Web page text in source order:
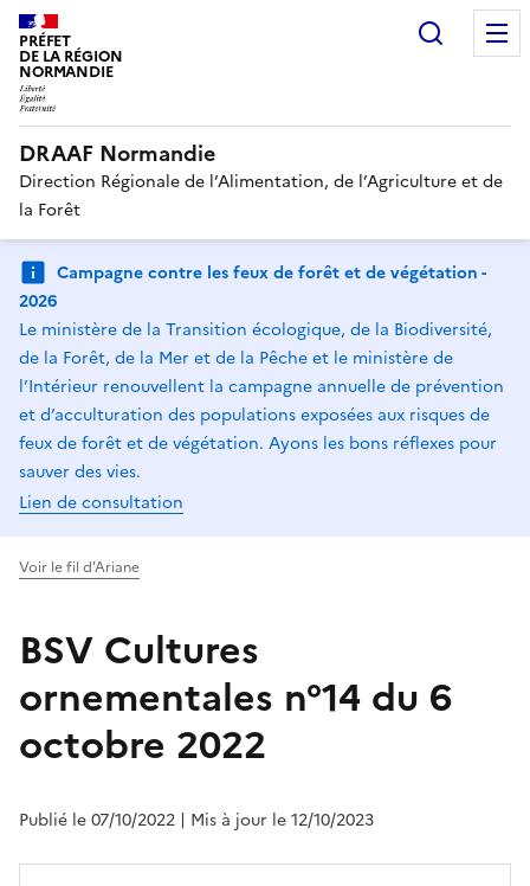
PRÉFET
DE LA RÉGION
NORMANDIE
DRAAF Normandie
Direction Régionale de l’Alimentation, de l’Agriculture et de
la Forêt
Campagne contre les feux de forêt et de végétation -
2026
Le ministère de la Transition écologique, de la Biodiversité,
de la Forêt, de la Mer et de la Pêche et le ministère de
l’Intérieur renouvellent la campagne annuelle de prévention
et d’acculturation des populations exposées aux risques de
feux de forêt et de végétation. Ayons les bons réflexes pour
sauver des vies.
Lien de consultation
Voir le fil d'Ariane
BSV Cultures
ornementales n°14 du 6
octobre 2022
Publié le 07/10/2022 | Mis à jour le 12/10/2023